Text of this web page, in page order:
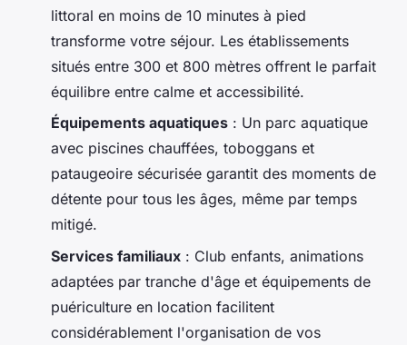
littoral en moins de 10 minutes à pied
transforme votre séjour. Les établissements
situés entre 300 et 800 mètres offrent le parfait
équilibre entre calme et accessibilité.
Équipements aquatiques : Un parc aquatique
avec piscines chauffées, toboggans et
pataugeoire sécurisée garantit des moments de
détente pour tous les âges, même par temps
mitigé.
Services familiaux : Club enfants, animations
adaptées par tranche d'âge et équipements de
puériculture en location facilitent
considérablement l'organisation de vos